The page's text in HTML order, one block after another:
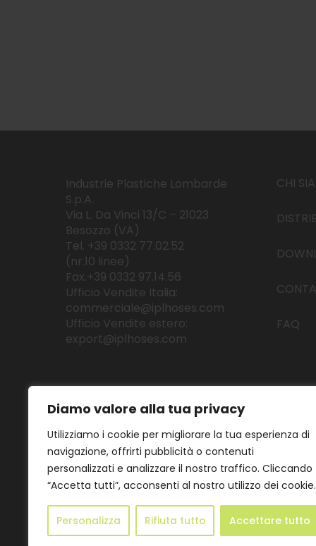
Diamo valore alla tua privacy
Utilizziamo i cookie per migliorare la tua esperienza di
navigazione, offrirti pubblicità o contenuti
personalizzati e analizzare il nostro traffico. Cliccando
“Accetta tutti”, acconsenti al nostro utilizzo dei cookie.
Personalizza Rifiuta tutto Accettare tutto
Industrie Plastiche Lombarde
S.p.A.
Via L. Da Vinci 13/C – 21023
Besozzo (VA)
Tel. +39 0332 77.02.52
(nr.10 linee)
Fax.+39 0332 97.14.56
Ufficio Vendite Italia:
commerciale@iplhoses.com
Ufficio Vendite estero:
export@iplhoses.com
CHI
FAQ